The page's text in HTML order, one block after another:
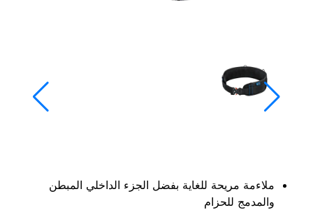
ملاءمة مريحة للغاية بفضل الجزء الداخلي المبطن
والمدمج للحزام